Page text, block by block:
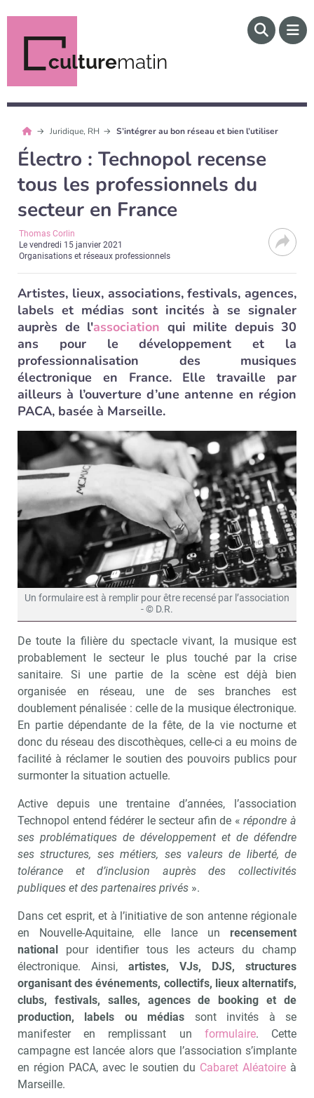
culturematin
Juridique, RH S’intégrer au bon réseau et bien l’utiliser
Électro : Technopol recense
tous les professionnels du
secteur en France
Thomas Corlin
Levendredi 15 janvier 2021
Organisations et réseaux professionnels
Artistes, lieux, associations, festivals, agences,
labels et médias sont incités à se signaler
auprès de l'association qui milite depuis 30
ans pour le développement et la
professionnalisation des musiques
électronique en France. Elle travaille par
ailleurs à l’ouverture d’une antenne en région
PACA, basée à Marseille.
Un formulaire est à remplir pour être recensé par l’association
- © D.R.
De toute la filière du spectacle vivant, la musique est
probablement le secteur le plus touché par la crise
sanitaire. Si une partie de la scène est déjà bien
organisée en réseau, une de ses branches est
doublement pénalisée : celle de la musique électronique.
En partie dépendante de la fête, de la vie nocturne et
donc du réseau des discothèques, celle-ci a eu moins de
facilité à réclamer le soutien des pouvoirs publics pour
surmonter la situation actuelle.
Active depuis une trentaine d’années, l’association
Technopol entend fédérer le secteur afin de «répondre à
ses problématiques de développement et de défendre
ses structures, ses métiers, ses valeurs de liberté, de
tolérance et d’inclusion auprès des collectivités
publiques et des partenaires privés ».
Dans cet esprit, et à l’initiative de son antenne régionale
en Nouvelle-Aquitaine, elle lance un recensement
national pour identifier tous les acteurs du champ
électronique. Ainsi, artistes, VJs, DJS, structures
organisant des événements, collectifs, lieux alternatifs,
clubs, festivals, salles, agences de booking et de
production, labels ou médias sont invités à se
manifester en remplissant un formulaire. Cette
campagne est lancée alors que l’association s’implante
en région PACA, avec le soutien du Cabaret Aléatoire à
Marseille.